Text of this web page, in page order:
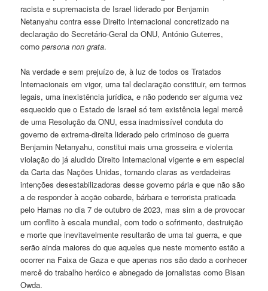
racista e supremacista de Israel liderado por Benjamin
Netanyahu contra esse Direito Internacional concretizado na
declaração do Secretário-Geral da ONU, António Guterres,
comopersona non grata.
Na verdade e sem prejuízo de, à luz de todos os Tratados
Internacionais em vigor, uma tal declaração constituir, em termos
legais, uma inexistência jurídica, e não podendo ser alguma vez
esquecido que o Estado de Israel só tem existência legal mercê
de uma Resolução da ONU, essa inadmissível conduta do
governo de extrema-direita liderado pelo criminoso de guerra
Benjamin Netanyahu, constitui mais uma grosseira e violenta
violação do já aludido Direito Internacional vigente e em especial
da Carta das Nações Unidas, tornando claras as verdadeiras
intenções desestabilizadoras desse governo pária e que não são
a de responder à acção cobarde, bárbara e terrorista praticada
pelo Hamas no dia 7 de outubro de 2023, mas sim a de provocar
um conflito à escala mundial, com todo o sofrimento, destruição
e morte que inevitavelmente resultarão de uma tal guerra, e que
serão ainda maiores do que aqueles que neste momento estão a
ocorrer na Faixa de Gaza e que apenas nos são dado a conhecer
mercê do trabalho heróico e abnegado de jornalistas como Bisan
Owda.